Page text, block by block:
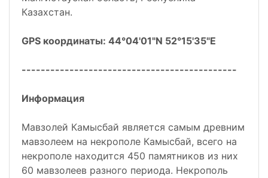
Казахстан.
GPS координаты: 44°04'01"N 52°15'35"E
---------------------------------------------
Информация
Мавзолей Камысбай является самым древним
мавзолеем на некрополе Камысбай, всего на
некрополе находится 450 памятников из них
60 мавзолеев разного периода. Некрополь